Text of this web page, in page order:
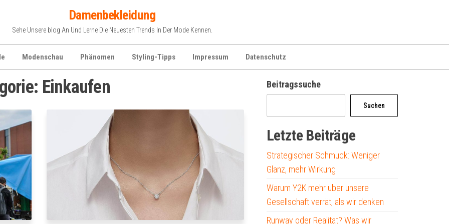
Damenbekleidung
Sehe Unsere blog An Und Lerne Die Neuesten Trends In Der Mode Kennen.
Modenschau Phänomen Styling-Tipps Impressum Datenschutz
Einkaufen Beitragssuche
Suchen
Letzte Beiträge
Strategischer Schmuck: Weniger
Glanz, mehr Wirkung
Warum Y2K mehr über unsere
Gesellschaft verrät, als wir denken
Runway oder Realität? Was wir